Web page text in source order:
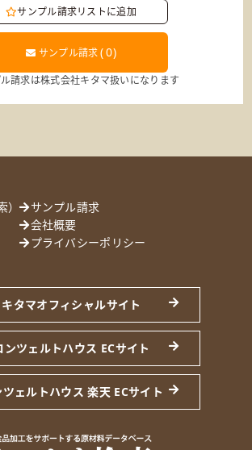
サンプル請求リストに追加
サンプル請求(0)
請求は株式会社キタマ扱いになります
）
サンプル請求
会社概要
プライバシーポリシー
キタマオフィシャルサイト
ンツェルトハウス ECサイト
ツェルトハウス 楽天 ECサイト